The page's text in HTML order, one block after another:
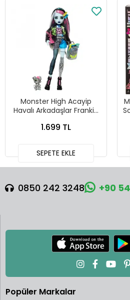
Monster High Acayip
Havalı Arkadaşlar Frankie
1.699 TL
SEPETE EKLE
0850 242 3248 +90
Popüler Markalar